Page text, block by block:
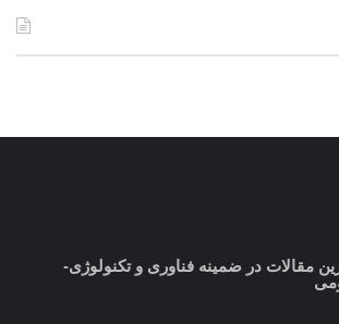
مقالات در ضمینه فناوری و تکنولوژی-